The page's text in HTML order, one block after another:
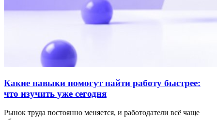
Какие навыки помогут найти работу быстрее:
что изучить уже сегодня
Рынок труда постоянно меняется, и работодатели всё чаще